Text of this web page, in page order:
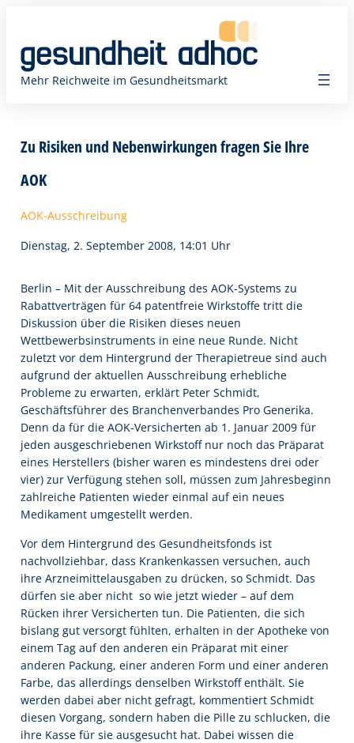
springen
Mehr Reichweite im Gesundheitsmarkt
Zu Risiken und Nebenwirkungen fragen Sie Ihre
AOK
AOK-Ausschreibung
Dienstag, 2. September 2008, 14:01 Uhr
Berlin – Mit der Ausschreibung des AOK-Systems zu
Rabattverträgen für 64 patentfreie Wirkstoffe tritt die
Diskussion über die Risiken dieses neuen
Wettbewerbsinstruments in eine neue Runde. Nicht
zuletzt vor dem Hintergrund der Therapietreue sind auch
aufgrund der aktuellen Ausschreibung erhebliche
Probleme zu erwarten, erklärt Peter Schmidt,
Geschäftsführer des Branchenverbandes Pro Generika.
Denn da für die AOK-Versicherten ab 1. Januar 2009 für
jeden ausgeschriebenen Wirkstoff nur noch das Präparat
eines Herstellers (bisher waren es mindestens drei oder
vier) zur Verfügung stehen soll, müssen zum Jahresbeginn
zahlreiche Patienten wieder einmal auf ein neues
Medikament umgestellt werden.
Vor dem Hintergrund des Gesundheitsfonds ist
nachvollziehbar, dass Krankenkassen versuchen, auch
ihre Arzneimittelausgaben zu drücken, so Schmidt. Das
dürfen sie aber nicht  so wie jetzt wieder – auf dem
Rücken ihrer Versicherten tun. Die Patienten, die sich
bislang gut versorgt fühlten, erhalten in der Apotheke von
einem Tag auf den anderen ein Präparat mit einer
anderen Packung, einer anderen Form und einer anderen
Farbe, das allerdings denselben Wirkstoff enthält. Sie
werden dabei aber nicht gefragt, kommentiert Schmidt
diesen Vorgang, sondern haben die Pille zu schlucken, die
ihre Kasse für sie ausgesucht hat. Dabei wissen die